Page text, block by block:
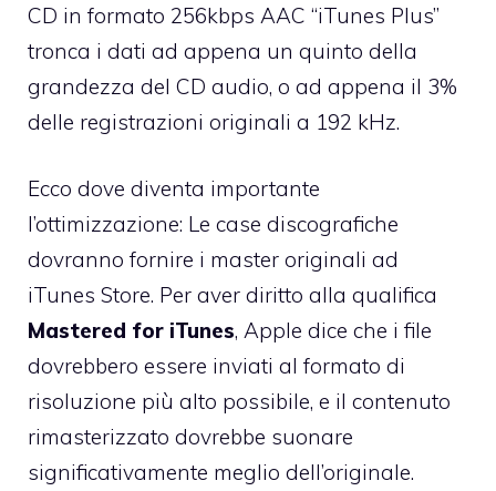
CD in formato 256kbps AAC “iTunes Plus”
tronca i dati ad appena un quinto della
grandezza del CD audio, o ad appena il 3%
delle registrazioni originali a 192 kHz.
Ecco dove diventa importante
l’ottimizzazione: Le case discografiche
dovranno fornire i master originali ad
iTunes Store. Per aver diritto alla qualifica
Mastered for iTunes, Apple dice che i file
dovrebbero essere inviati al formato di
risoluzione più alto possibile, e il contenuto
rimasterizzato dovrebbe suonare
significativamente meglio dell’originale.